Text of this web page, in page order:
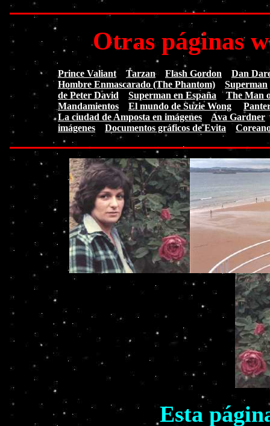
Otras páginas
Prince Valiant Tarzan Flash Gordon
Dan
Hombre Enmascarado (The Phantom)
Superman
de Peter David
Superman en España
The Man
Mandamientos
El mundo de Suzie Wong
La ciudad de Amposta en imágenes
Ava Gardner
imágenes
Documentos gráficos de Evita
Esta